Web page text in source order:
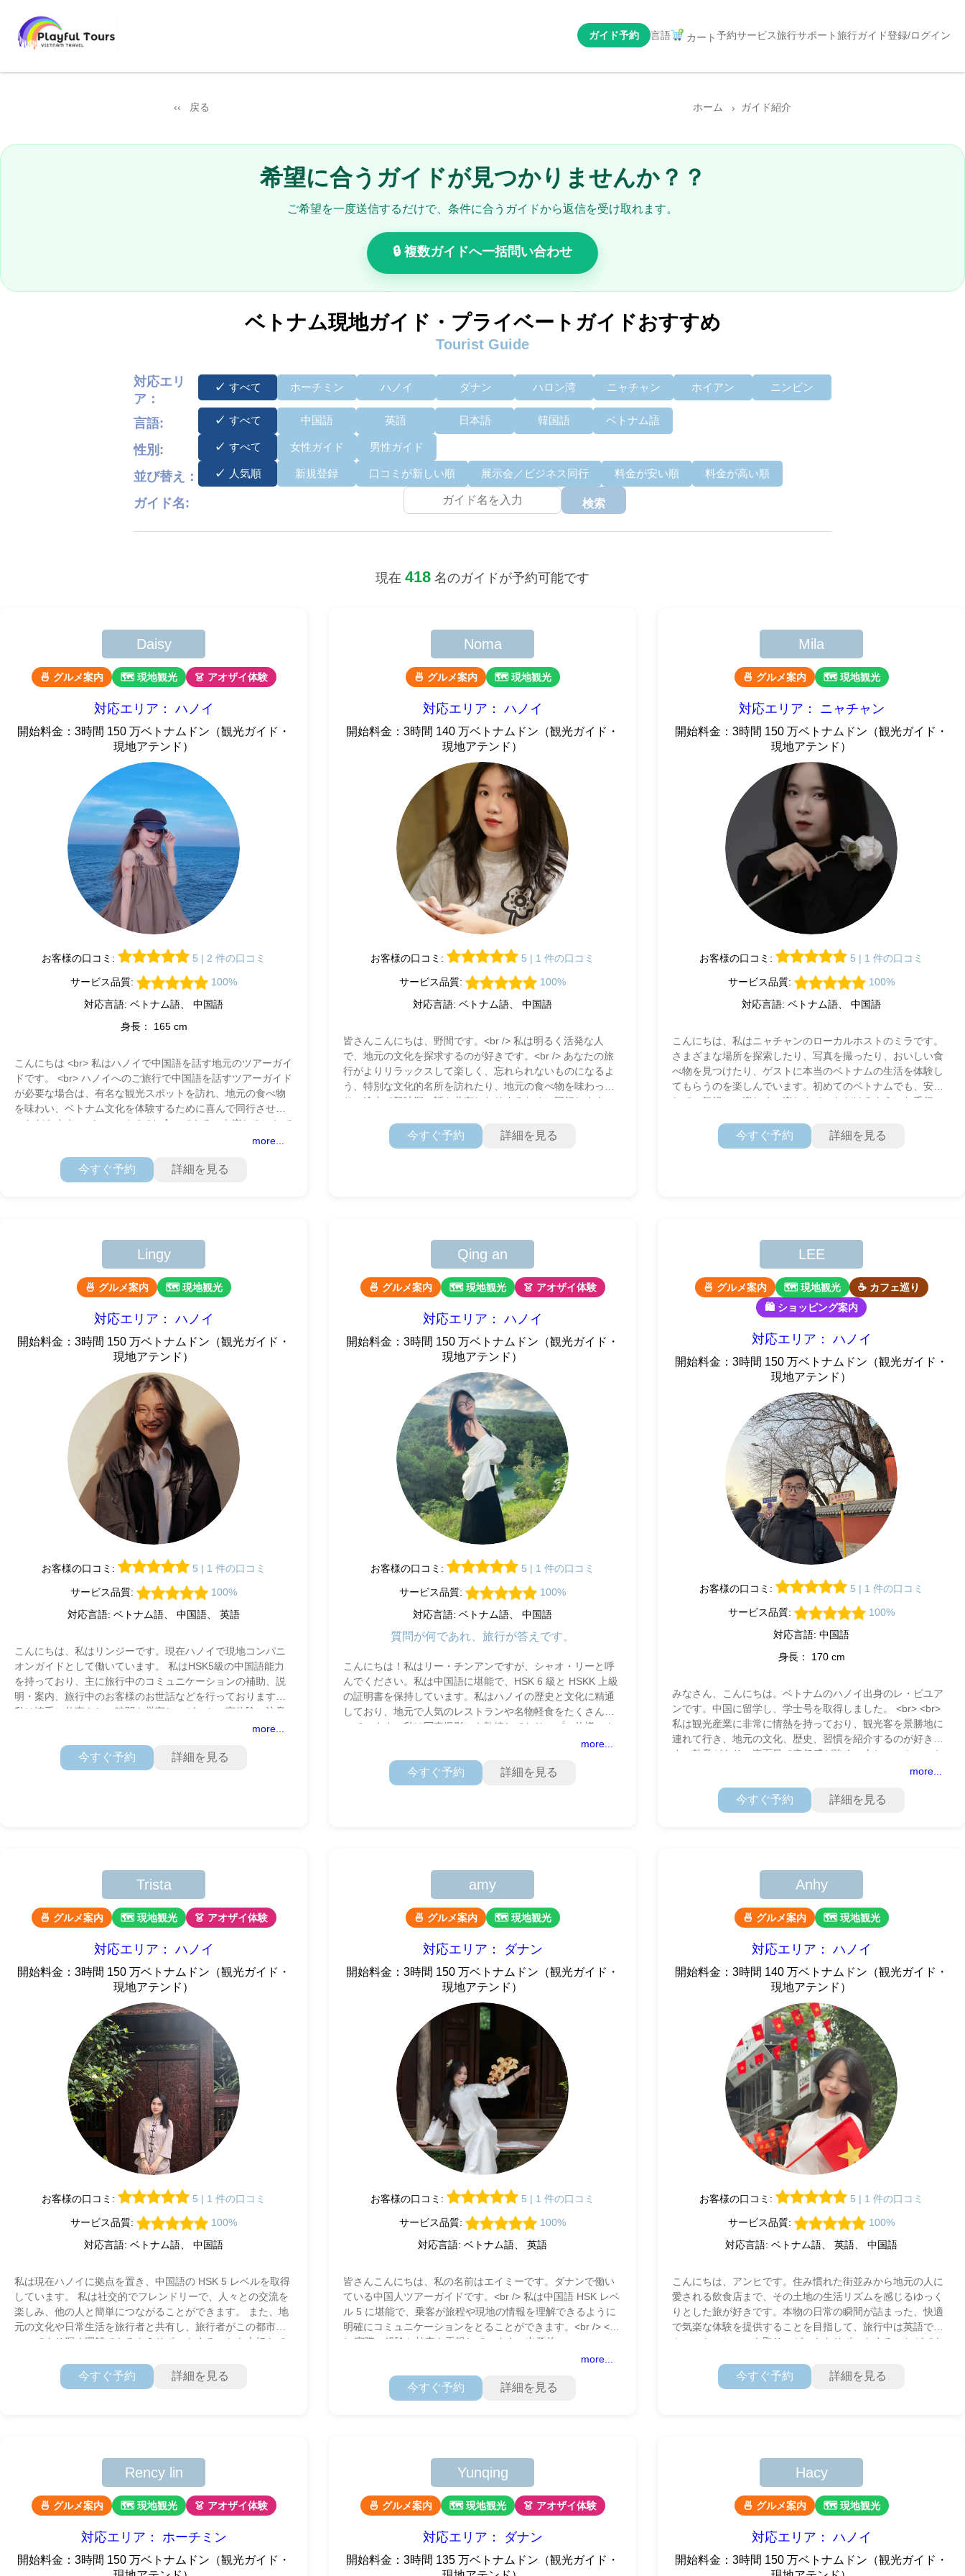
ガイド予約 言語 カート予約サービス旅行サポート旅行ガイド登録/ログイン
戻る ホーム ガイド紹介
希望に合うガイドが見つかりませんか？？
ご希望を一度送信するだけで、条件に合うガイドから返信を受け取れます。
🔒 複数ガイドへ一括問い合わせ
ベトナム現地ガイド・プライベートガイドおすすめ
Tourist Guide
対応エリ
ア：
すべて ホーチミン ハノイ ダナン ハロン湾 ニャチャン ホイアン ニンビン
言語: すべて 中国語 英語 日本語 韓国語 ベトナム語
性別: すべて 女性ガイド 男性ガイド
並び替え： 人気順 新規登録 口コミが新しい順 展示会／ビジネス同行 料金が安い順 料金が高い順
ガイド名: 検索
現在 418 名のガイドが予約可能です
Daisy
🍜 グルメ案内 🗺 現地観光 👗 アオザイ体験
対応エリア： ハノイ
開始料金：3時間 150 万ベトナムドン（観光ガイド・
現地アテンド）
お客様の口コミ: 5 | 2 件の口コミ
サービス品質:
100%
対応言語: ベトナム語、 中国語
身長： 165 cm
こんにちは <br> 私はハノイで中国語を話す地元のツアーガイ
ドです。 <br> ハノイへのご旅行で中国語を話すツアーガイド
が必要な場合は、有名な観光スポットを訪れ、地元の食べ物
を味わい、ベトナム文化を体験するために喜んで同行させて
いただきます。 <br> ハノイでお会いできるのを楽しみにして
more...
今すぐ予約 詳細を見る
Noma
🍜 グルメ案内 🗺 現地観光
対応エリア： ハノイ
開始料金：3時間 140 万ベトナムドン（観光ガイド・
現地アテンド）
お客様の口コミ: 5 | 1 件の口コミ
サービス品質:
100%
対応言語: ベトナム語、 中国語
皆さんこんにちは、野間です。<br /> 私は明るく活発な人
で、地元の文化を探求するのが好きです。<br /> あなたの旅
行がよりリラックスして楽しく、忘れられないものになるよ
う、特別な文化的名所を訪れたり、地元の食べ物を味わった
り、途中で興味深い話を共有したりするために同行します。
今すぐ予約 詳細を見る
Mila
🍜 グルメ案内 🗺 現地観光
対応エリア： ニャチャン
開始料金：3時間 150 万ベトナムドン（観光ガイド・
現地アテンド）
お客様の口コミ: 5 | 1 件の口コミ
サービス品質:
100%
対応言語: ベトナム語、 中国語
こんにちは、私はニャチャンのローカルホストのミラです。
さまざまな場所を探索したり、写真を撮ったり、おいしい食
べ物を見つけたり、ゲストに本当のベトナムの生活を体験し
てもらうのを楽しんでいます。初めてのベトナムでも、安心
して、気軽に、楽しく、楽しんでいただけるようにお手伝い
今すぐ予約 詳細を見る
Lingy
🍜 グルメ案内 🗺 現地観光
対応エリア： ハノイ
開始料金：3時間 150 万ベトナムドン（観光ガイド・
現地アテンド）
お客様の口コミ: 5 | 1 件の口コミ
サービス品質:
100%
対応言語: ベトナム語、 中国語、 英語
こんにちは、私はリンジーです。現在ハノイで現地コンパニ
オンガイドとして働いています。 私はHSK5級の中国語能力
を持っており、主に旅行中のコミュニケーションの補助、説
明・案内、旅行中のお客様のお世話などを行っております。
私は慎重に仕事をし、時間を厳守し、ゲストの実体験に注意
more...
今すぐ予約 詳細を見る
Qing an
🍜 グルメ案内 🗺 現地観光 👗 アオザイ体験
対応エリア： ハノイ
開始料金：3時間 150 万ベトナムドン（観光ガイド・
現地アテンド）
お客様の口コミ: 5 | 1 件の口コミ
サービス品質:
100%
対応言語: ベトナム語、 中国語
質問が何であれ、旅行が答えです。
こんにちは！私はリー・チンアンですが、シャオ・リーと呼
んでください。私は中国語に堪能で、HSK 6 級と HSKK 上級
の証明書を保持しています。私はハノイの歴史と文化に精通
しており、地元で人気のレストランや名物軽食をたくさん知
っています。私は写真撮影にも熟練しており、プロ仕様のカ
more...
今すぐ予約 詳細を見る
LEE
🍜 グルメ案内 🗺 現地観光
☕ カフェ巡り
🛍 ショッピング案内
対応エリア： ハノイ
開始料金：3時間 150 万ベトナムドン（観光ガイド・
現地アテンド）
お客様の口コミ: 5 | 1 件の口コミ
サービス品質:
100%
対応言語: 中国語
身長： 170 cm
みなさん、こんにちは。ベトナムのハノイ出身のレ・ビユア
ンです。中国に留学し、学士号を取得しました。 <br> <br>
私は観光産業に非常に情熱を持っており、観光客を景勝地に
連れて行き、地元の文化、歴史、習慣を紹介するのが好きで
す。熱意があり、真面目で責任感が強く、人とのコミュニケ
more...
今すぐ予約 詳細を見る
Trista
🍜 グルメ案内 🗺 現地観光 👗 アオザイ体験
対応エリア： ハノイ
開始料金：3時間 150 万ベトナムドン（観光ガイド・
現地アテンド）
お客様の口コミ: 5 | 1 件の口コミ
サービス品質:
100%
対応言語: ベトナム語、 中国語
私は現在ハノイに拠点を置き、中国語の HSK 5 レベルを取得
しています。 私は社交的でフレンドリーで、人々との交流を
楽しみ、他の人と簡単につながることができます。 また、地
元の文化や日常生活を旅行者と共有し、旅行者がこの都市に
ついてより深く理解できるようサポートすることも大好きで
今すぐ予約 詳細を見る
amy
🍜 グルメ案内 🗺 現地観光
対応エリア： ダナン
開始料金：3時間 150 万ベトナムドン（観光ガイド・
現地アテンド）
お客様の口コミ: 5 | 1 件の口コミ
サービス品質:
100%
対応言語: ベトナム語、 英語
皆さんこんにちは、私の名前はエイミーです。ダナンで働い
ている中国人ツアーガイドです。<br /> 私は中国語 HSK レベ
ル 5 に堪能で、乗客が旅程や現地の情報を理解できるように
明確にコミュニケーションをとることができます。<br /> <br
/> 実際の経験と効率を重視しています。出発前
more...
今すぐ予約 詳細を見る
Anhy
🍜 グルメ案内 🗺 現地観光
対応エリア： ハノイ
開始料金：3時間 140 万ベトナムドン（観光ガイド・
現地アテンド）
お客様の口コミ: 5 | 1 件の口コミ
サービス品質:
100%
対応言語: ベトナム語、 英語、 中国語
こんにちは、アンヒです。住み慣れた街並みから地元の人に
愛される飲食店まで、その土地の生活リズムを感じるゆっく
りとした旅が好きです。本物の日常の瞬間が詰まった、快適
で気楽な体験を提供することを目指して、旅行中は英語でコ
ミュニケーションを取り、ゲストをサポートすることができ
今すぐ予約 詳細を見る
Rency lin
🍜 グルメ案内 🗺 現地観光 👗 アオザイ体験
対応エリア： ホーチミン
開始料金：3時間 150 万ベトナムドン（観光ガイド・
Yunqing
🍜 グルメ案内 🗺 現地観光 👗 アオザイ体験
対応エリア： ダナン
開始料金：3時間 135 万ベトナムドン（観光ガイド・
Hacy
🍜 グルメ案内 🗺 現地観光
対応エリア： ハノイ
開始料金：3時間 150 万ベトナムドン（観光ガイド・